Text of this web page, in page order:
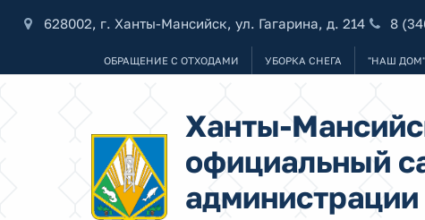
628002, г. Ханты-Мансийск, ул. Гагарина, д. 214 8
ОБРАЩЕНИЕ С ОТХОДАМИ УБОРКА СНЕГА "НАШ ДОМ"
Ханты-
официальный
администрации